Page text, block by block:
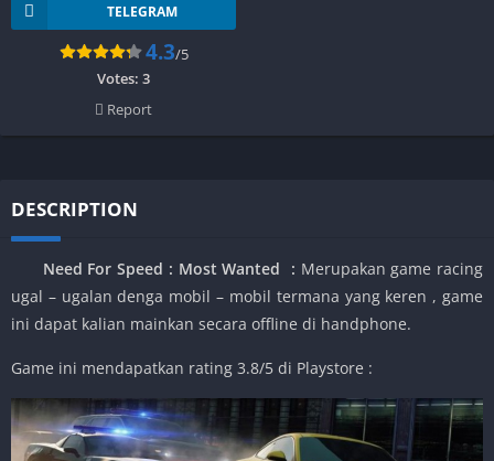
TELEGRAM
4.3/5
Votes: 3
Report
DESCRIPTION
Need For Speed : Most Wanted : Merupakan game racing
ugal – ugalan denga mobil – mobil termana yang keren , game
ini dapat kalian mainkan secara offline di handphone.
Game ini mendapatkan rating 3.8/5 di Playstore :